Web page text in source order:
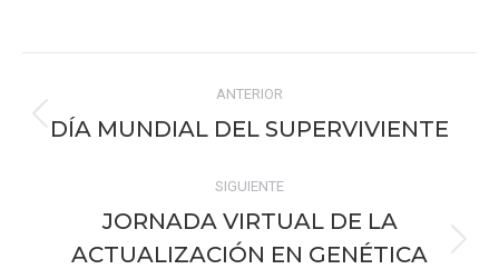
entre
ANTERIOR
Publicación
DÍA MUNDIAL DEL SUPERVIVIENTE
SIGUIENTE
Publicación
JORNADA VIRTUAL DE LA
ACTUALIZACIÓN EN GENÉTICA